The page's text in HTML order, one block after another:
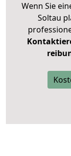
Wenn Sie
Soltau